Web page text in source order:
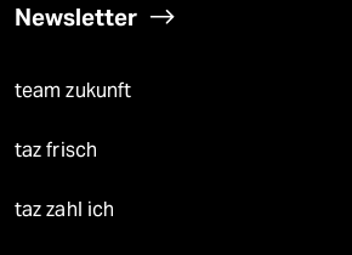
Newsletter
team zukunft
taz frisch
taz zahl ich